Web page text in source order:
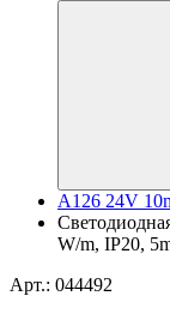
A126 24V
W/m, IP20,
Арт.: 044492